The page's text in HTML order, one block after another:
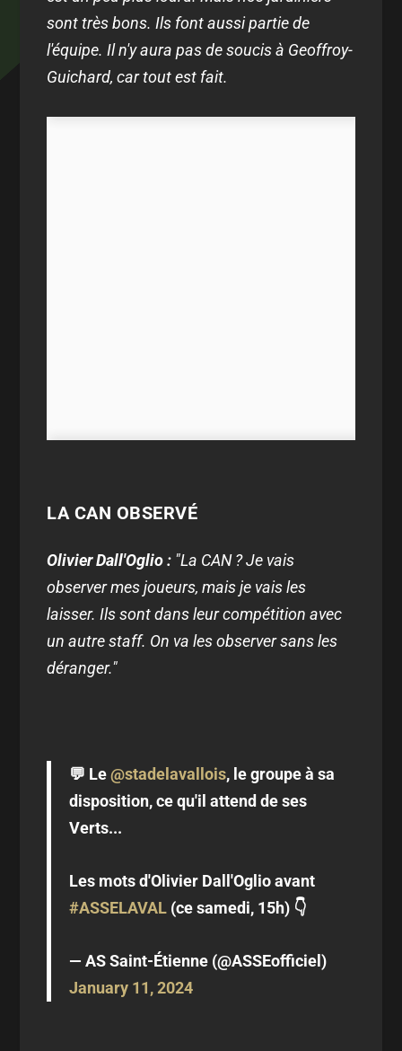
sont très bons. Ils font aussi partie de
l'équipe. Il n'y aura pas de soucis à Geoffroy-
Guichard, car tout est fait.
LA CAN OBSERVÉ
Olivier Dall'Oglio : "La CAN ? Je vais
observer mes joueurs, mais je vais les
laisser. Ils sont dans leur compétition avec
un autre staff. On va les observer sans les
déranger."
💬 Le@stadelavallois, le groupe à sa
disposition, ce qu'il attend de ses
Verts...
Les mots d'Olivier Dall'Oglio avant
#ASSELAVAL (ce samedi, 15h) 👇
— AS Saint-Étienne (@ASSEofficiel)
January 11, 2024